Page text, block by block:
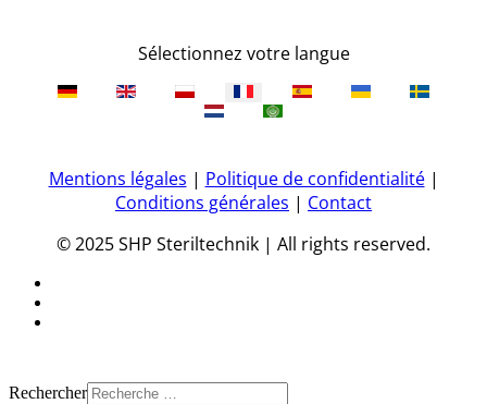
Sélectionnez votre langue
Mentions légales | Politique de confidentialité|
Conditions générales | Contact
© 2025 SHP Steriltechnik | All rights reserved.
Rechercher